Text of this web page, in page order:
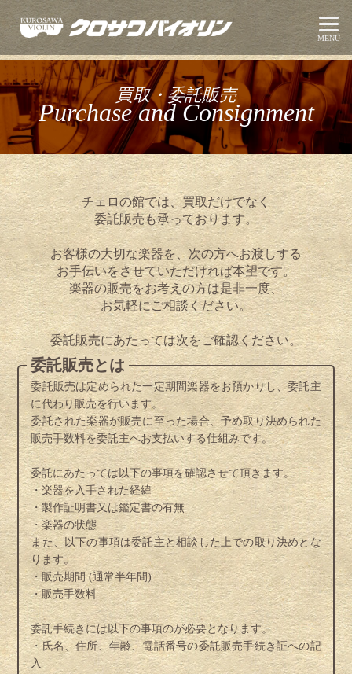
MENU
買取・委託販売
Purchase and Consignment
チェロの館では、買取だけでなく
委託販売も承っております。
お客様の大切な楽器を、次の方へお渡しする
お手伝いをさせていただければ本望です。
楽器の販売をお考えの方は是非一度、
お気軽にご相談ください。
委託販売にあたっては次をご確認ください。
委託販売とは
委託販売は定められた一定期間楽器をお預かりし、委託主
に代わり販売を行います。
委託された楽器が販売に至った場合、予め取り決められた
販売手数料を委託主へお支払いする仕組みです。
委託にあたっては以下の事項を確認させて頂きます。
・楽器を入手された経緯
・製作証明書又は鑑定書の有無
・楽器の状態
また、以下の事項は委託主と相談した上での取り決めとな
ります。
・販売期間 (通常半年間)
・販売手数料
委託手続きには以下の事項のが必要となります。
・氏名、住所、年齢、電話番号の委託販売手続き証への記
入